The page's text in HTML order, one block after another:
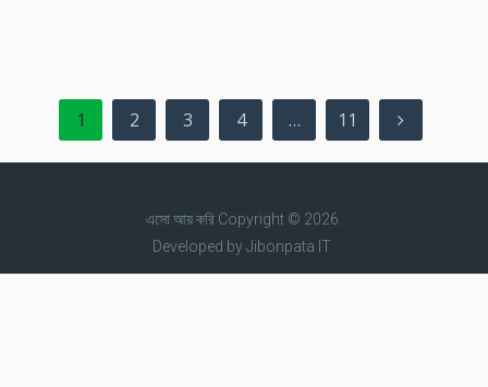
Posts
pagination
1 2 3 4 … 11
এসো আয় করিCopyright © 2026.
Developed byJibonpata IT